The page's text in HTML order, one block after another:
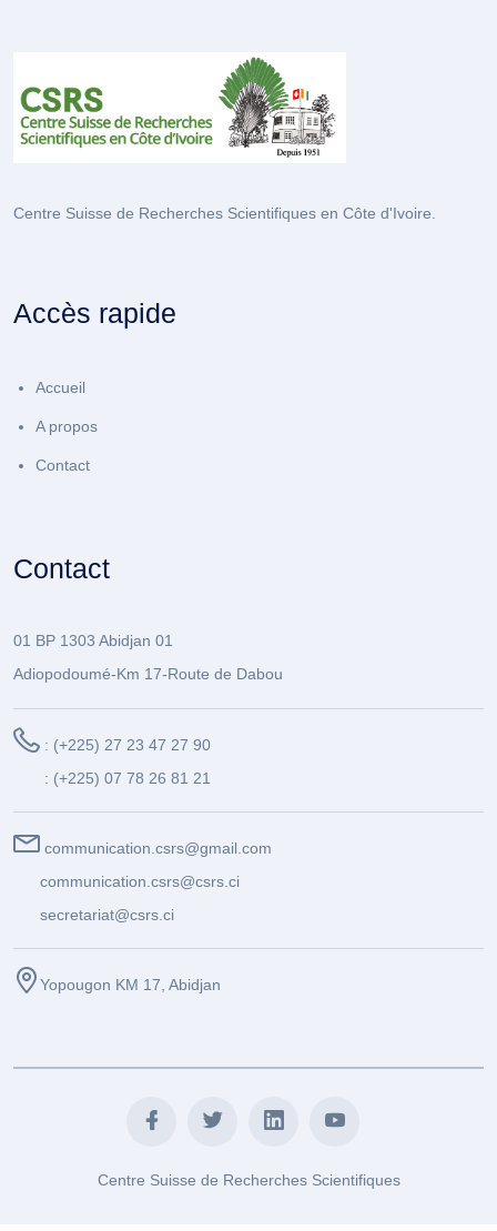
Centre Suisse de Recherches Scientifiques en Côte d'Ivoire.
Accès rapide
Accueil
A propos
Contact
Contact
01 BP 1303 Abidjan 01
Adiopodoumé-Km 17-Route de Dabou
: (+225) 27 23 47 27 90
: (+225) 07 78 26 81 21
communication.csrs@gmail.com
communication.csrs@csrs.ci
secretariat@csrs.ci
Yopougon KM 17, Abidjan
Centre Suisse de Recherches Scientifiques